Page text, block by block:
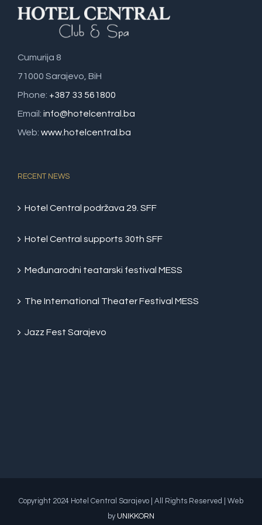
Cumurija 8
71000 Sarajevo, BiH
Phone: +387 33 561800
Email: info@hotelcentral.ba
Web: www.hotelcentral.ba
RECENT NEWS
Hotel Central podržava 29. SFF
Hotel Central supports 30th SFF
Međunarodni teatarski festival MESS
The International Theater Festival MESS
Jazz Fest Sarajevo
Copyright 2024 Hotel Central Sarajevo | All Rights Reserved | Web
by UNIKKORN